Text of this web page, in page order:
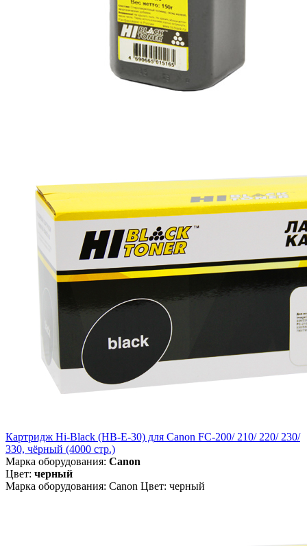
Картридж Hi-Black (HB-E-30) для Canon FC-200/ 210/ 220/ 230/
330, чёрный (4000 стр.)
Марка оборудования: Canon
Цвет: черный
Марка оборудования: Canon Цвет: черный